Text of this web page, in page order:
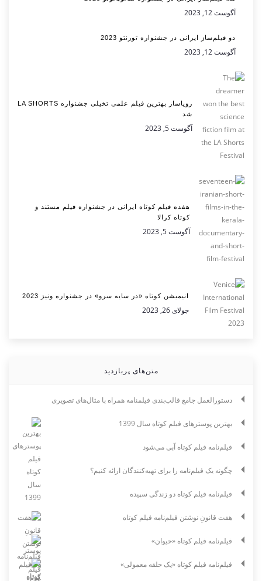
آگوست 12, 2023
دو فیلم‌ساز ایرانی در جشنواره تورنتو 2023
آگوست 12, 2023
رویاساز بهترین فیلم علمی تخیلی جشنواره LA SHORTS
شد
آگوست 5, 2023
هفده فیلم کوتاه ایرانی در جشنواره فیلم مستند و
کوتاه کرالا
آگوست 5, 2023
انیمیشن کوتاه «در سایه سرو» در جشنواره ونیز 2023
جولای 26, 2023
متن‌های پربازدید
دستورالعمل جامع قالب‌بندی فیلمنامه همراه با مثال‌های تصویری
بهترین پوسترهای فیلم کوتاه سال 1399
فیلم‌نامه فیلم کوتاه آبی می‌شود
چگونه یک فیلم‌نامه را برای تهیه‌کنندگان ارائه کنیم؟
فیلم‌نامه فیلم کوتاه دو زندگی سپیده
هفت قانونِ نوشتن فیلم‌نامه فیلم کوتاه
فیلم‌نامه فیلم کوتاه «حیوان»
فیلم‌نامه فیلم کوتاه «یک حلقه معمولی»